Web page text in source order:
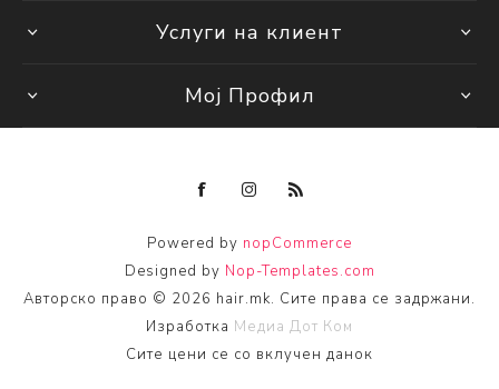
Услуги на клиент
Мој Профил
Powered by nopCommerce
Designed by Nop-Templates.com
Авторско право © 2026 hair.mk. Сите права се задржани.
Изработка Медиа Дот Ком
Сите цени се со вклучен данок